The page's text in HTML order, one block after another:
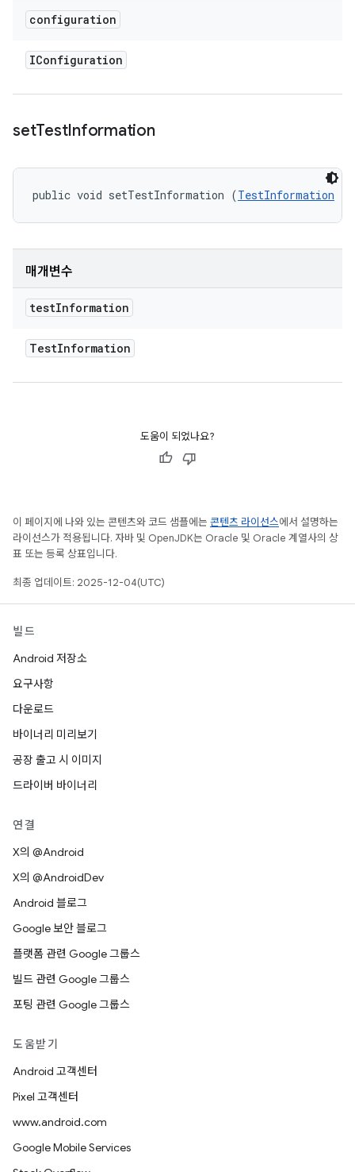
configuration
IConfiguration
setTestInformation
public void setTestInformation (TestInformation
매개변수
testInformation
TestInformation
도움이 되었나요?
이 페이지에 나와 있는 콘텐츠와 코드 샘플에는 콘텐츠 라이선스에서 설명하는
라이선스가 적용됩니다. 자바 및 OpenJDK는 Oracle 및 Oracle 계열사의 상
표 또는 등록 상표입니다.
최종 업데이트: 2025-12-04(UTC)
빌드
Android 저장소
요구사항
다운로드
바이너리 미리보기
공장 출고 시 이미지
드라이버 바이너리
연결
X의 @Android
X의 @AndroidDev
Android 블로그
Google 보안 블로그
플랫폼 관련 Google 그룹스
빌드 관련 Google 그룹스
포팅 관련 Google 그룹스
도움받기
Android 고객센터
Pixel 고객센터
www.android.com
Google Mobile Services